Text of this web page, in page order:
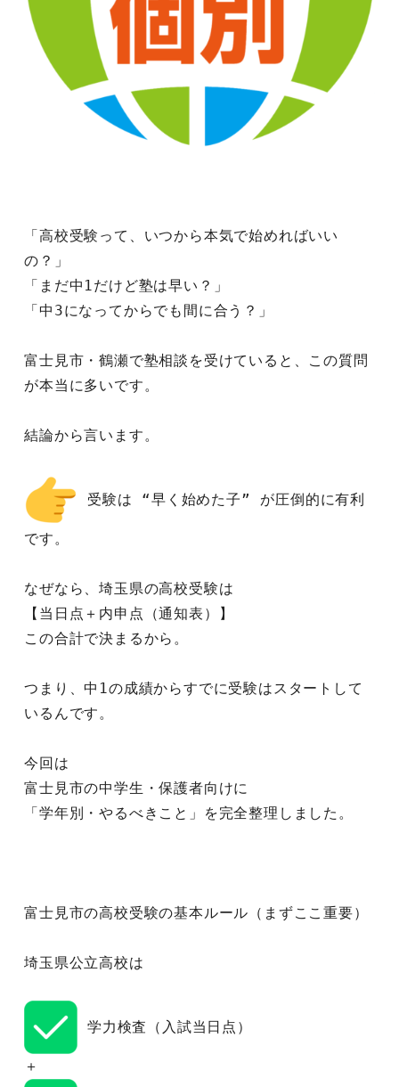
「高校受験って、いつから本気で始めればいい
の？」
「まだ中1だけど塾は早い？」
「中3になってからでも間に合う？」
富士見市・鶴瀬で塾相談を受けていると、この質問
が本当に多いです。
結論から言います。
受験は “早く始めた子” が圧倒的に有利
です。
なぜなら、埼玉県の高校受験は
【当日点＋内申点（通知表）】
この合計で決まるから。
つまり、中1の成績からすでに受験はスタートして
いるんです。
今回は
富士見市の中学生・保護者向けに
「学年別・やるべきこと」を完全整理しました。
富士見市の高校受験の基本ルール（まずここ重要）
埼玉県公立高校は
学力検査（入試当日点）
＋